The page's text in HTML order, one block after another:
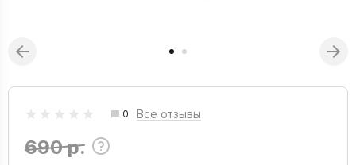
0 Все отзывы
690 р.